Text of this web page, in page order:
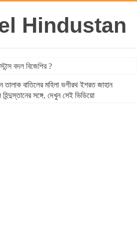
বদল বিজেপির ?
তালাক বাতিলের মহিলা ভগীরথ ইশরত জাহান
সঙ্গে, দেখুন সেই ভিডিয়ো